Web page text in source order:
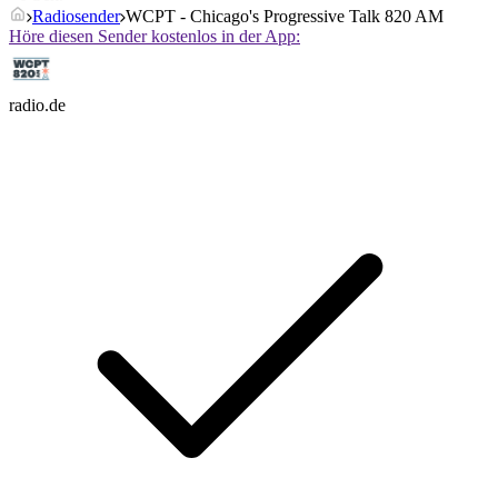
Radiosender WCPT - Chicago's Progressive Talk 820 AM
Höre diesen Sender kostenlos in der App:
radio.de